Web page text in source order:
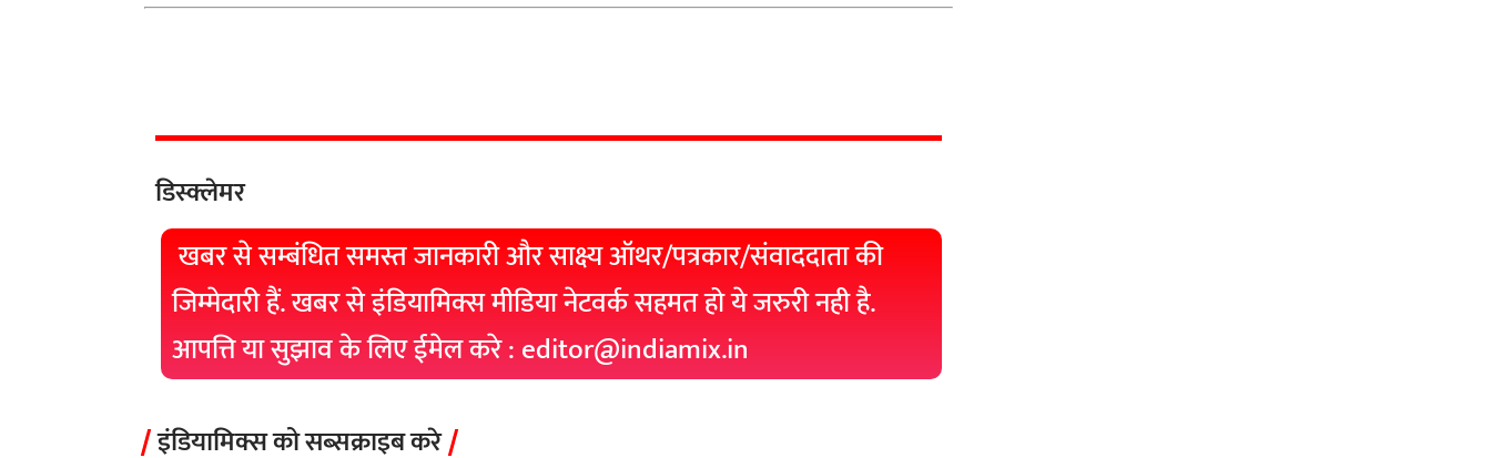
डिस्क्लेमर
खबर से सम्बंधित समस्त जानकारी और साक्ष्य ऑथर/पत्रकार/संवाददाता की
जिम्मेदारी हैं. खबर से इंडियामिक्स मीडिया नेटवर्क सहमत हो ये जरुरी नही है.
आपत्ति या सुझाव के लिए ईमेल करे : editor@indiamix.in
इंडियामिक्स को सब्सक्राइब करे